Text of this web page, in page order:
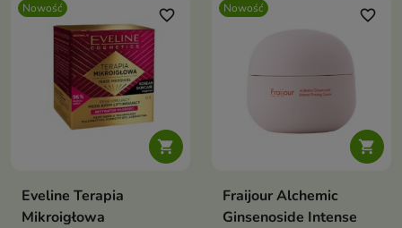
Nowość

favorite_border
Eveline Terapia
Mikroigłowa
Nowość

favorite_border
Fraijour Alchemic
Ginsenoside Intense